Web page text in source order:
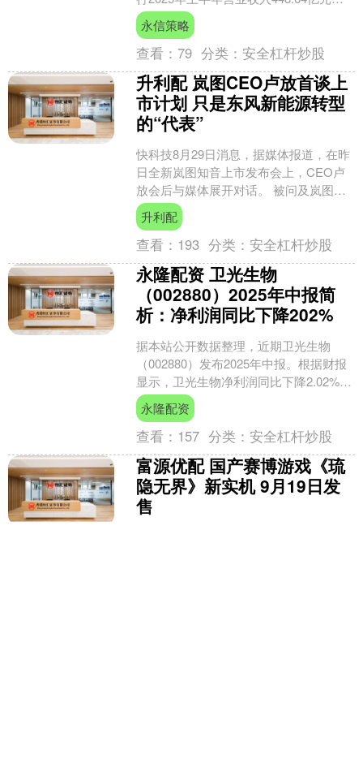
同比增长7.78%；归属于母公司股东的净
利润....
永信策略
查看：79 分类：安全杠杆炒股
升利配 岚图CEO卢放首谈上
市计划 只是东风新能源转型
的“代表”
快科技8月29日消息，据媒体报道，在昨
日全新岚图知音上市发布会上，CEO卢
放会后与媒体展开对话。 被问及岚图汽
车IPO上市时，卢放表示，一切以集团的
公告为准。 ....
升利配
查看： 193 分类：安全杠杆炒股
永隆配资 卫光生物
（002880）2025年中报简
析：净利润同比下降202%
据本站公开数据整理，近期卫光生物
（002880）发布2025年中报。根据财报
显示，卫光生物净利润同比下降2.02%。
截至本报告期末，公司营业总收入5.18亿
元，....
永隆配资
查看： 157 分类：安全杠杆炒股
富源优配 国产赛博游戏《琉
隐无界》新实机 9月19日发
售